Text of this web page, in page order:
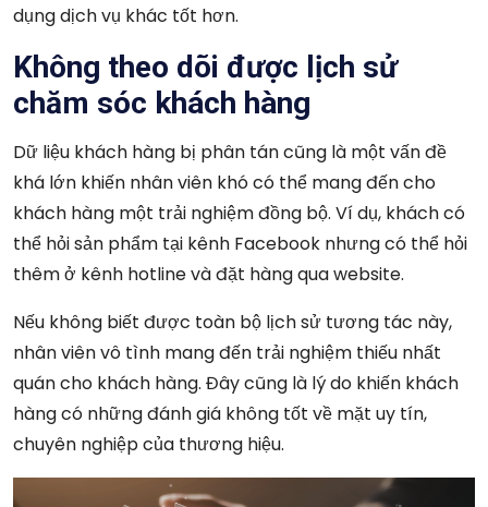
dụng dịch vụ khác tốt hơn.
Không theo dõi được lịch sử
chăm sóc khách hàng
Dữ liệu khách hàng bị phân tán cũng là một vấn đề
khá lớn khiến nhân viên khó có thể mang đến cho
khách hàng một trải nghiệm đồng bộ. Ví dụ, khách có
thể hỏi sản phẩm tại kênh Facebook nhưng có thể hỏi
thêm ở kênh hotline và đặt hàng qua website.
Nếu không biết được toàn bộ lịch sử tương tác này,
nhân viên vô tình mang đến trải nghiệm thiếu nhất
quán cho khách hàng. Đây cũng là lý do khiến khách
hàng có những đánh giá không tốt về mặt uy tín,
chuyên nghiệp của thương hiệu.